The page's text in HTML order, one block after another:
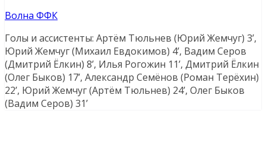
Волна ФФК
Голы и ассистенты: Артём Тюльнев (Юрий Жемчуг) 3’,
Юрий Жемчуг (Михаил Евдокимов) 4’, Вадим Серов
(Дмитрий Ёлкин) 8’, Илья Рогожин 11’, Дмитрий Ёлкин
(Олег Быков) 17’, Александр Семёнов (Роман Терёхин)
22’, Юрий Жемчуг (Артём Тюльнев) 24’, Олег Быков
(Вадим Серов) 31’